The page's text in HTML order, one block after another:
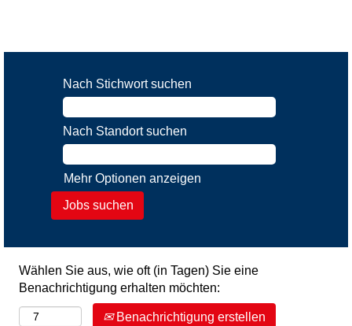
Nach Stichwort suchen
Nach Standort suchen
Mehr Optionen anzeigen
Wählen Sie aus, wie oft (in Tagen) Sie eine
Benachrichtigung erhalten möchten:
Benachrichtigung erstellen